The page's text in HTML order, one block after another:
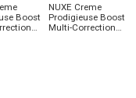
Boost
NUXE Creme
Prodigieuse Boost
Multi-Correction